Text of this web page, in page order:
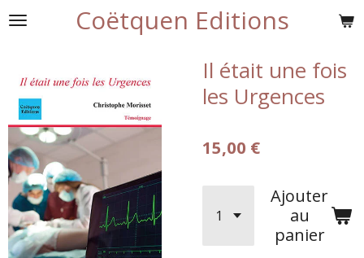
Passer
principal
Coëtquen Editions
Il était une fois
les Urgences
15,00 €
Ajouter
au
panier